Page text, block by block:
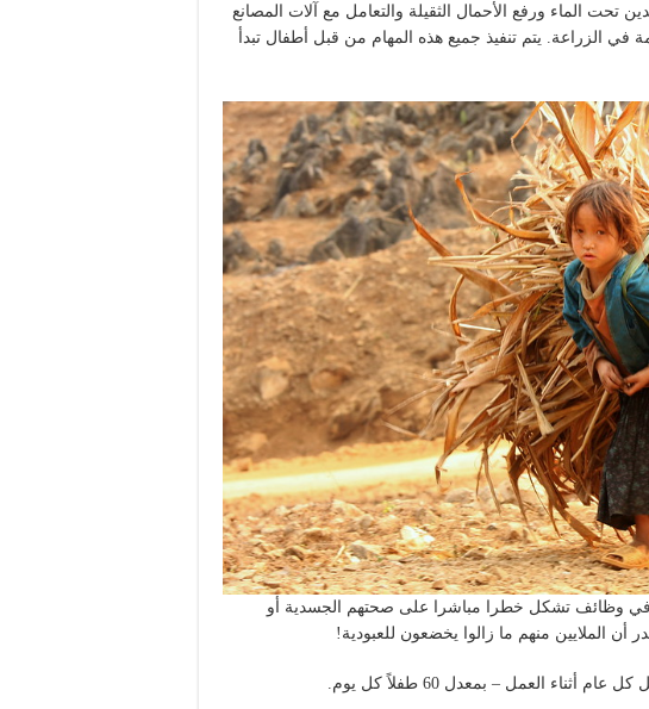
تحت الماء ورفع الأحمال الثقيلة والتعامل مع آلات المصانع
في الزراعة. يتم تنفيذ جميع هذه المهام من قبل أطفال تبدأ
بانتظام في وظائف تشكل خطرا مباشرا على صحتهم الجسدية أو
أن الملايين منهم ما زالوا يخضعون للعبودية!